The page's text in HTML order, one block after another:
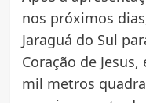
nos próximos
Jaraguá do Sul
Coração de
mil metros